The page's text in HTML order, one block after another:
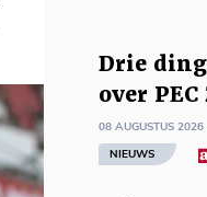
Drie
over
08 AUGUSTUS
NIEUWS